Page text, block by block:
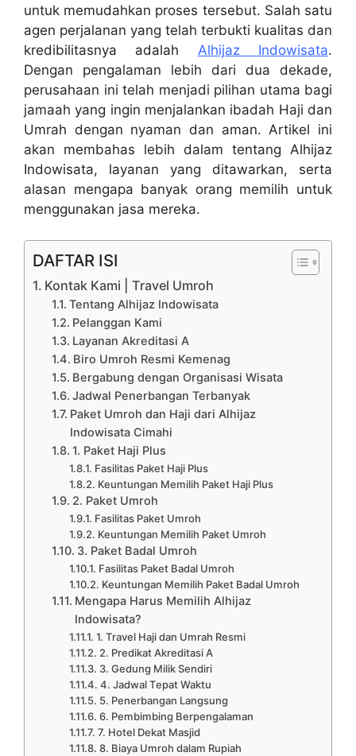
untuk memudahkan proses tersebut. Salah satu
agen perjalanan yang telah terbukti kualitas dan
kredibilitasnya adalah Alhijaz Indowisata.
Dengan pengalaman lebih dari dua dekade,
perusahaan ini telah menjadi pilihan utama bagi
jamaah yang ingin menjalankan ibadah Haji dan
Umrah dengan nyaman dan aman. Artikel ini
akan membahas lebih dalam tentang Alhijaz
Indowisata, layanan yang ditawarkan, serta
alasan mengapa banyak orang memilih untuk
menggunakan jasa mereka.
DAFTAR ISI
Kontak Kami | Travel Umroh
Tentang Alhijaz Indowisata
Pelanggan Kami
Layanan Akreditasi A
Biro Umroh Resmi Kemenag
Bergabung dengan Organisasi Wisata
Jadwal Penerbangan Terbanyak
Paket Umroh dan Haji dari Alhijaz
Indowisata Cimahi
1. Paket Haji Plus
Fasilitas Paket Haji Plus
Keuntungan Memilih Paket Haji Plus
2. Paket Umroh
Fasilitas Paket Umroh
Keuntungan Memilih Paket Umroh
3. Paket Badal Umroh
Fasilitas Paket Badal Umroh
Keuntungan Memilih Paket Badal Umroh
Mengapa Harus Memilih Alhijaz
Indowisata?
1. Travel Haji dan Umrah Resmi
2. Predikat Akreditasi A
3. Gedung Milik Sendiri
4. Jadwal Tepat Waktu
5. Penerbangan Langsung
6. Pembimbing Berpengalaman
7. Hotel Dekat Masjid
8. Biaya Umroh dalam Rupiah